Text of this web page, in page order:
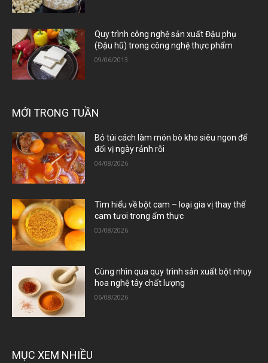
Quy trình công nghệ sản xuất Đậu phụ
(Đậu hũ) trong công nghệ thực phẩm
09/06/2013
MỚI TRONG TUẦN
Bỏ túi cách làm món bò kho siêu ngon để
đổi vị ngày rảnh rỗi
04/08/2026
Tìm hiểu về bột cam – loại gia vị thay thế
cam tươi trong ẩm thực
03/08/2026
Cùng nhìn qua quy trình sản xuất bột nhụy
hoa nghệ tây chất lượng
06/08/2026
MỤC XEM NHIỀU